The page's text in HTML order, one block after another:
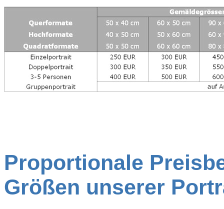
Proportionale
Größen unserer